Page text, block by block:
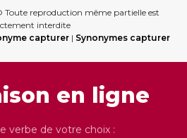
reproduction même partielle est
interdite
capturer | Synonymes capturer
en ligne
verbe de votre choix :